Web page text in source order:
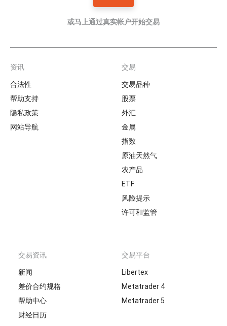
或马上通过真实帐户开始交易
Footer
资讯
合法性
帮助支持
隐私政策
网站导航
交易
交易品种
股票
外汇
金属
指数
原油天然气
农产品
ETF
风险提示
许可和监管
交易资讯
新闻
差价合约规格
帮助中心
财经日历
交易平台
Libertex
Metatrader 4
Metatrader 5